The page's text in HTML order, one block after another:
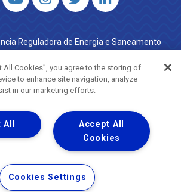
Reguladora de Energia e Saneamento
Estado do Rio de Janeiro
· (21) 2332-6457 (WhatsApp) ·
/ouvidoria.agenersa@gmail.com
www.agenersa.rj.gov.br
Uma empresa
Copyright ® 2026 - Todos os Direitos Reservados.
de Uso de Sites e Aplicativos
Privacidade e Proteção de Dados
All Cookies”, you agree to the storing of
to enhance site navigation, analyze
in our marketing efforts.
Accept All
Cookies
Cookies Settings